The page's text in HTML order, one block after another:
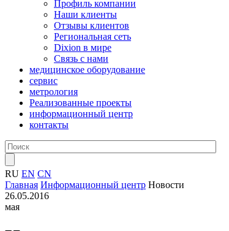
Профиль компании
Наши клиенты
Отзывы клиентов
Региональная сеть
Dixion в мире
Связь с нами
медицинское оборудование
сервис
метрология
Реализованные проекты
информационный центр
контакты
RU EN CN
Главная Информационный центр Новости
26.05.2016
мая